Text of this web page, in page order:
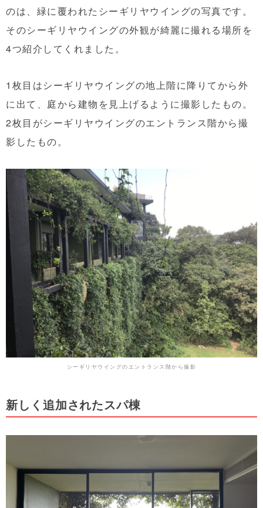
のは、緑に覆われたシーギリヤウイングの写真です。
そのシーギリヤウイングの外観が綺麗に撮れる場所を
4つ紹介してくれました。
1枚目はシーギリヤウイングの地上階に降りてから外
に出て、庭から建物を見上げるように撮影したもの。
2枚目がシーギリヤウイングのエントランス階から撮
影したもの。
シーギリヤウイングのエントランス階から撮影
新しく追加されたスパ棟